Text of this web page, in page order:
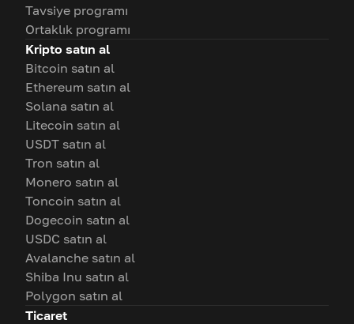
Tavsiye programı
Ortaklık programı
Kripto satın al
Bitcoin satın al
Ethereum satın al
Solana satın al
Litecoin satın al
USDT satın al
Tron satın al
Monero satın al
Toncoin satın al
Dogecoin satın al
USDC satın al
Avalanche satın al
Shiba Inu satın al
Polygon satın al
Ticaret